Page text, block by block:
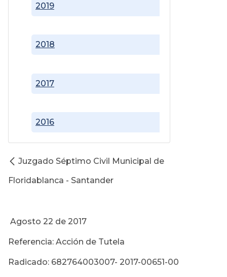
2016
2017
2018
2019
Juzgado Séptimo Civil Municipal de
Floridablanca - Santander
Agosto 22 de 2017
Referencia: Acción de Tutela
Radicado: 682764003007- 2017-00651-00